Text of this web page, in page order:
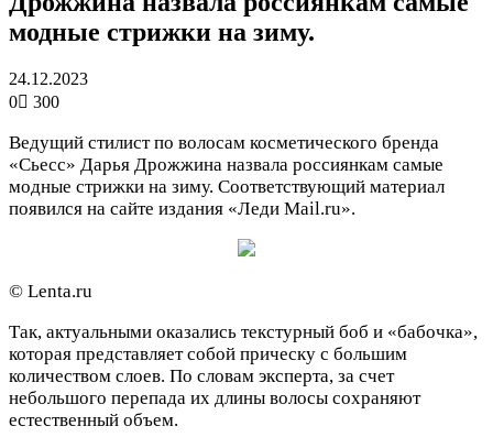
модные стрижки на зиму.
24.12.2023
0
300
Ведущий стилист по волосам косметического бренда
«Сьесс» Дарья Дрожжина назвала россиянкам самые
модные стрижки на зиму. Соответствующий материал
появился на сайте издания «Леди Mail.ru».
© Lenta.ru
Так, актуальными оказались текстурный боб и «бабочка»,
которая представляет собой прическу с большим
количеством слоев. По словам эксперта, за счет
небольшого перепада их длины волосы сохраняют
естественный объем.